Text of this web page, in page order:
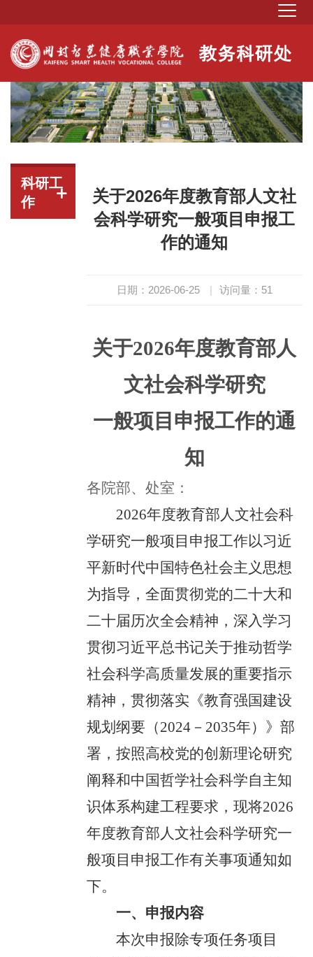
科研工
作
关于2026年度教育部人文社
会科学研究一般项目申报工
作的通知
日期：2026-06-25 | 访问量： 51
关于2026年度教育部人
文社会科学研究
一般项目申报工作的通
知
各院部、处室：
2026年度教育部人文社会科
学研究一般项目申报工作以习近
平新时代中国特色社会主义思想
为指导，全面贯彻党的二十大和
二十届历次全会精神，深入学习
贯彻习近平总书记关于推动哲学
社会科学高质量发展的重要指示
精神，贯彻落实《教育强国建设
规划纲要（2024－2035年）》部
署，按照高校党的创新理论研究
阐释和中国哲学社会科学自主知
识体系构建工程要求，现将2026
年度教育部人文社会科学研究一
般项目申报工作有关事项通知如
下。
一、申报内容
本次申报除专项任务项目